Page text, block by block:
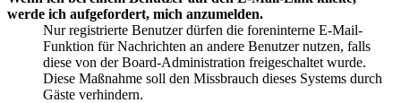
werde ich aufgefordert, mich anzumelden.
Nur registrierte Benutzer dürfen die foreninterne E-Mail-
Funktion für Nachrichten an andere Benutzer nutzen, falls
diese von der Board-Administration freigeschaltet wurde.
Diese Maßnahme soll den Missbrauch dieses Systems durch
Gäste verhindern.